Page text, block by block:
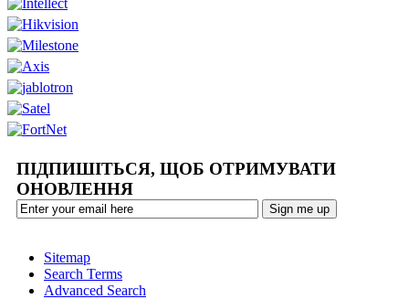
ПІДПИШІТЬСЯ, ЩОБ ОТРИМУВАТИ
ОНОВЛЕННЯ
Sitemap
Search Terms
Advanced Search